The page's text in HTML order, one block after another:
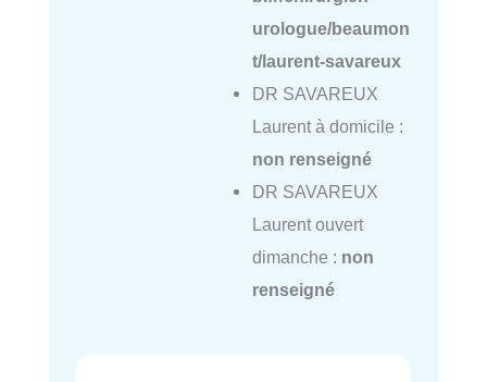
urologue/beaumon
t/laurent-savareux
DR SAVAREUX
Laurent à domicile :
non renseigné
DR SAVAREUX
Laurent ouvert
dimanche : non
renseigné